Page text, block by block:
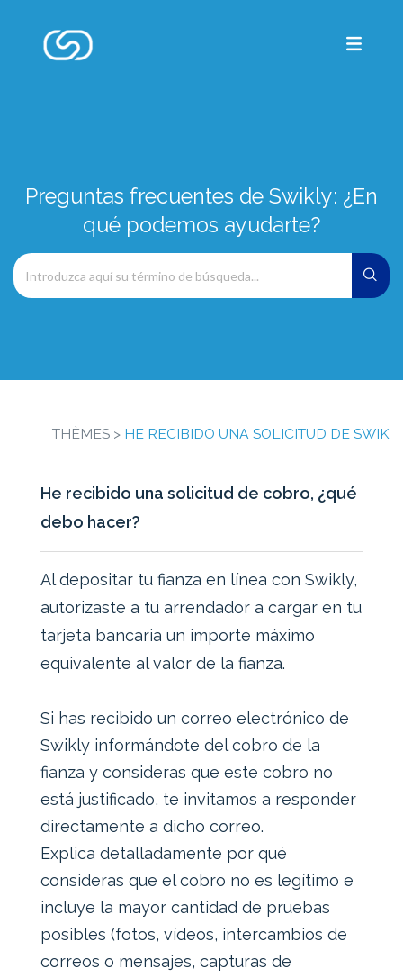
Preguntas frecuentes de Swikly: ¿En
qué podemos ayudarte?
THÈMES > HE RECIBIDO UNA SOLICITUD DE SWIK
He recibido una solicitud de cobro, ¿qué
debo hacer?
Al depositar tu fianza en línea con Swikly,
autorizaste a tu arrendador a cargar en tu
tarjeta bancaria un importe máximo
equivalente al valor de la fianza.
Si has recibido un correo electrónico de
Swikly informándote del cobro de la
fianza y consideras que este cobro no
está justificado, te invitamos a responder
directamente a dicho correo.
Explica detalladamente por qué
consideras que el cobro no es legítimo e
incluye la mayor cantidad de pruebas
posibles (fotos, vídeos, intercambios de
correos o mensajes, capturas de